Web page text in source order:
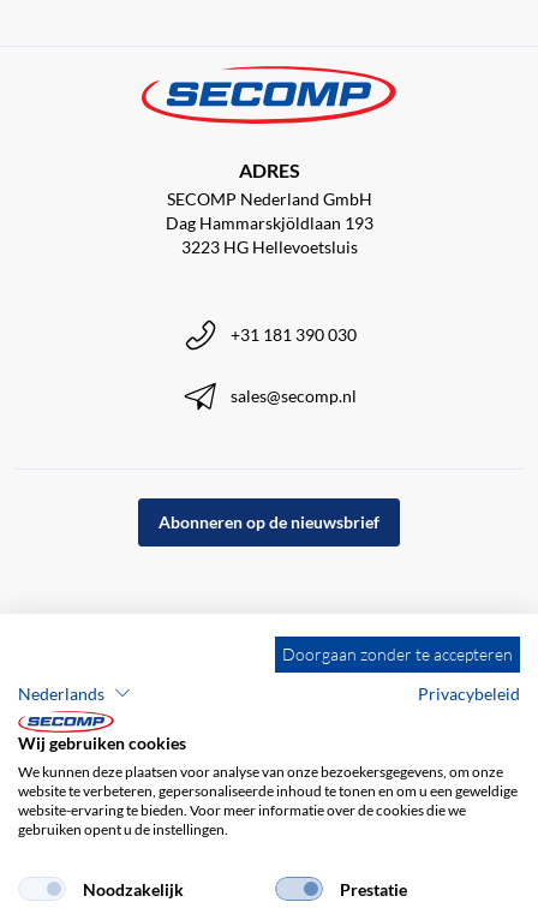
ADRES
SECOMP Nederland GmbH
Dag Hammarskjöldlaan 193
3223 HG Hellevoetsluis
+31 181 390 030
sales@secomp.nl
Abonneren op de nieuwsbrief
Bedrijfsgegevens
Privacybeleid
Doorgaan zonder te accepteren
Nederlands
Privacybeleid
Wij gebruiken cookies
We kunnen deze plaatsen voor analyse van onze bezoekersgegevens, om onze
website te verbeteren, gepersonaliseerde inhoud te tonen en om u een geweldige
website-ervaring te bieden. Voor meer informatie over de cookies die we
gebruiken opent u de instellingen.
Noodzakelijk Prestatie